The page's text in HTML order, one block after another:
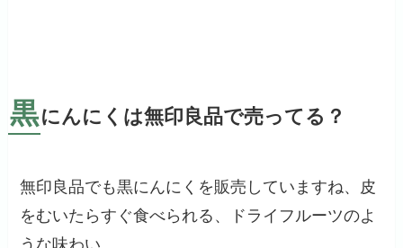
黒にんにくは無印良品で売ってる？
無印良品でも黒にんにくを販売していますね、皮
をむいたらすぐ食べられる、ドライフルーツのよ
うな味わい、